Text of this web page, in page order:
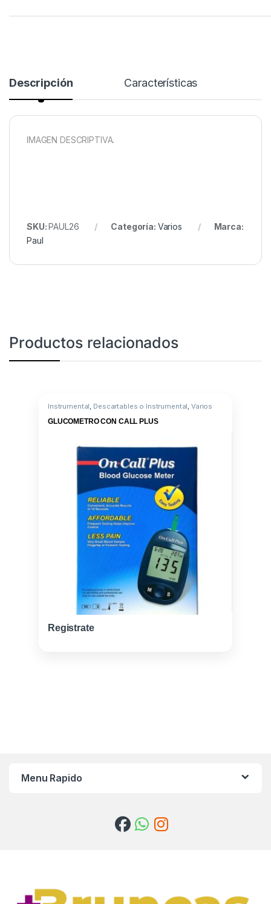
Descripción Características
IMAGEN DESCRIPTIVA.
SKU:PAUL26 Categoría: Varios
Marca:
Paul
Productos relacionados
Instrumental Descartables o Instrumental ,Varios
GLUCOMETRO CON CALL PLUS
Registrate
Menu Rapido